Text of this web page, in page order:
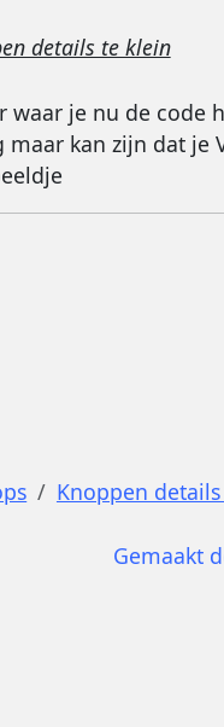
details te klein
je nu de code
kan zijn dat je
Knoppen
Gemaakt